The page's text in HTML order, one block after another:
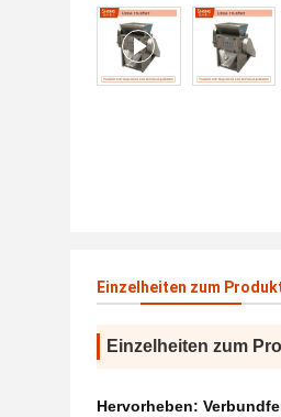
Einzelheiten zum
Einzelheiten zum
Hervorheben: